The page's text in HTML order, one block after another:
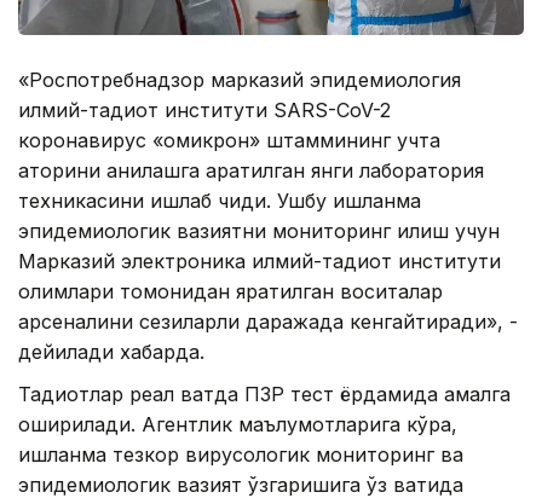
«Роспотребнадзор марказий эпидемиология
илмий-тадқиқот институти SARS-CoV-2
коронавирус «омикрон» штаммининг учта
қаторини аниқлашга қаратилган янги лаборатория
техникасини ишлаб чиқди. Ушбу ишланма
эпидемиологик вазиятни мониторинг қилиш учун
Марказий электроника илмий-тадқиқот институти
олимлари томонидан яратилган воситалар
арсеналини сезиларли даражада кенгайтиради», -
дейилади хабарда.
Тадқиқотлар реал вақтда ПЗР тест ёрдамида амалга
оширилади. Агентлик маълумотларига кўра,
ишланма тезкор вирусологик мониторинг ва
эпидемиологик вазият ўзгаришига ўз вақтида